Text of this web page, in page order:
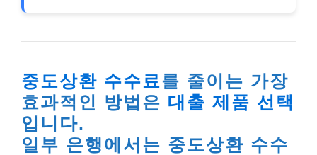
중도상환 수수료를 줄이는 가장
효과적인 방법은 대출 제품 선택
입니다.
일부 은행에서는 중도상환 수수